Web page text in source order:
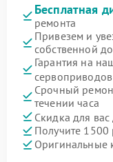
Бесплатная
ремонта
Привезем и
собственной
Гарантия на
Срочный
течении часа
Скидка для вас
Получите 1500
Оригинальные